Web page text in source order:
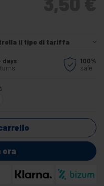
il tipo di tariffa
days
100%
safe
ora